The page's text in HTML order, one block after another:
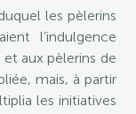
les pèlerins
l’indulgence
aux pèlerins de
mais, à partir
les initiatives